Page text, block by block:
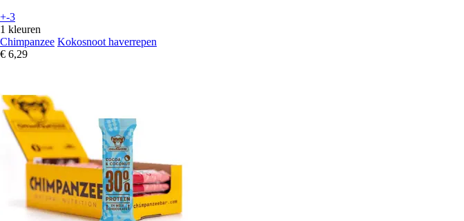
+-3
1 kleuren
Chimpanzee Kokosnoot haverrepen
€ 6,29